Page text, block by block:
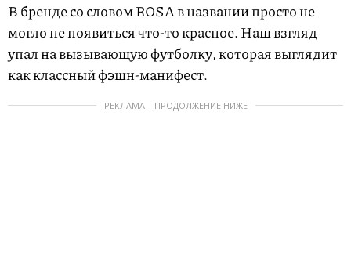
В бренде со словом ROSA в названии просто не
могло не появиться что-то красное. Наш взгляд
упал на вызывающую футболку, которая выглядит
как классный фэшн-манифест.
РЕКЛАМА – ПРОДОЛЖЕНИЕ НИЖЕ